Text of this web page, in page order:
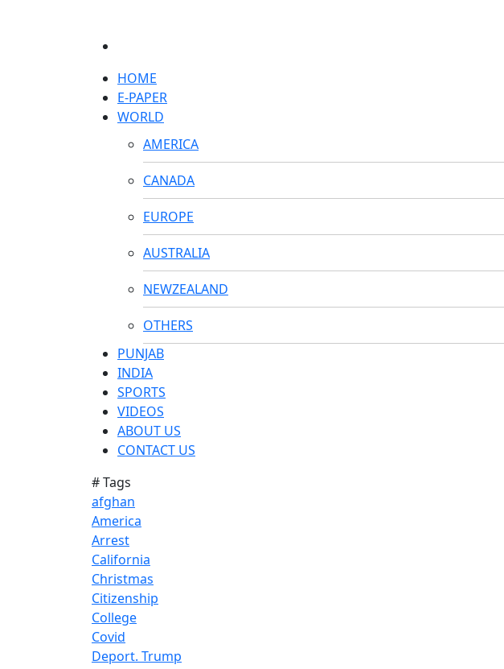
HOME
E-PAPER
WORLD
AMERICA
CANADA
EUROPE
AUSTRALIA
NEWZEALAND
OTHERS
PUNJAB
INDIA
SPORTS
VIDEOS
ABOUT US
CONTACT US
# Tags
afghan
America
Arrest
California
Christmas
Citizenship
College
Covid
Deport. Trump